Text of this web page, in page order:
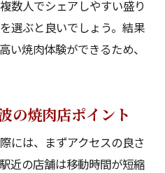
数人でシェアしやすい盛り
選ぶと良いでしょう。結果
い焼肉体験ができるため、
の焼肉店ポイント
には、まずアクセスの良さ
近の店舗は移動時間が短縮